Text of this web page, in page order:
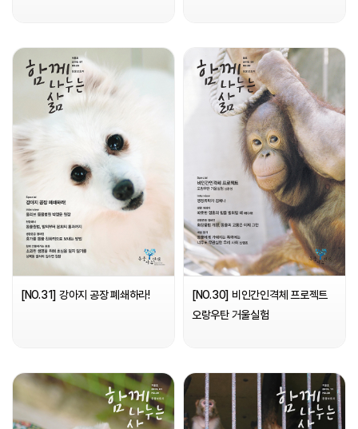
[NO.31] 강아지 공장 폐쇄하라!
[NO.30] 비인간인격체 프로젝트
오랑우탄 거울실험